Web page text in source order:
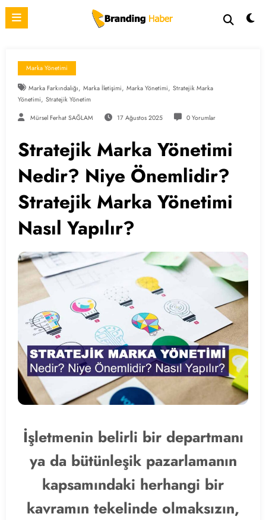
İçeriğe
Marka Yönetimi
Marka Farkındalığı, Marka İletişimi, Marka Yönetimi, Stratejik Marka
Yönetimi, Stratejik Yönetim
Mürsel Ferhat SAĞLAM 17 Ağustos 2025 0 Yorumlar
Stratejik Marka Yönetimi
Nedir? Niye Önemlidir?
Stratejik Marka Yönetimi
Nasıl Yapılır?
İşletmenin belirli bir departmanı
ya da bütünleşik pazarlamanın
kapsamındaki herhangi bir
kavramın tekelinde olmaksızın,